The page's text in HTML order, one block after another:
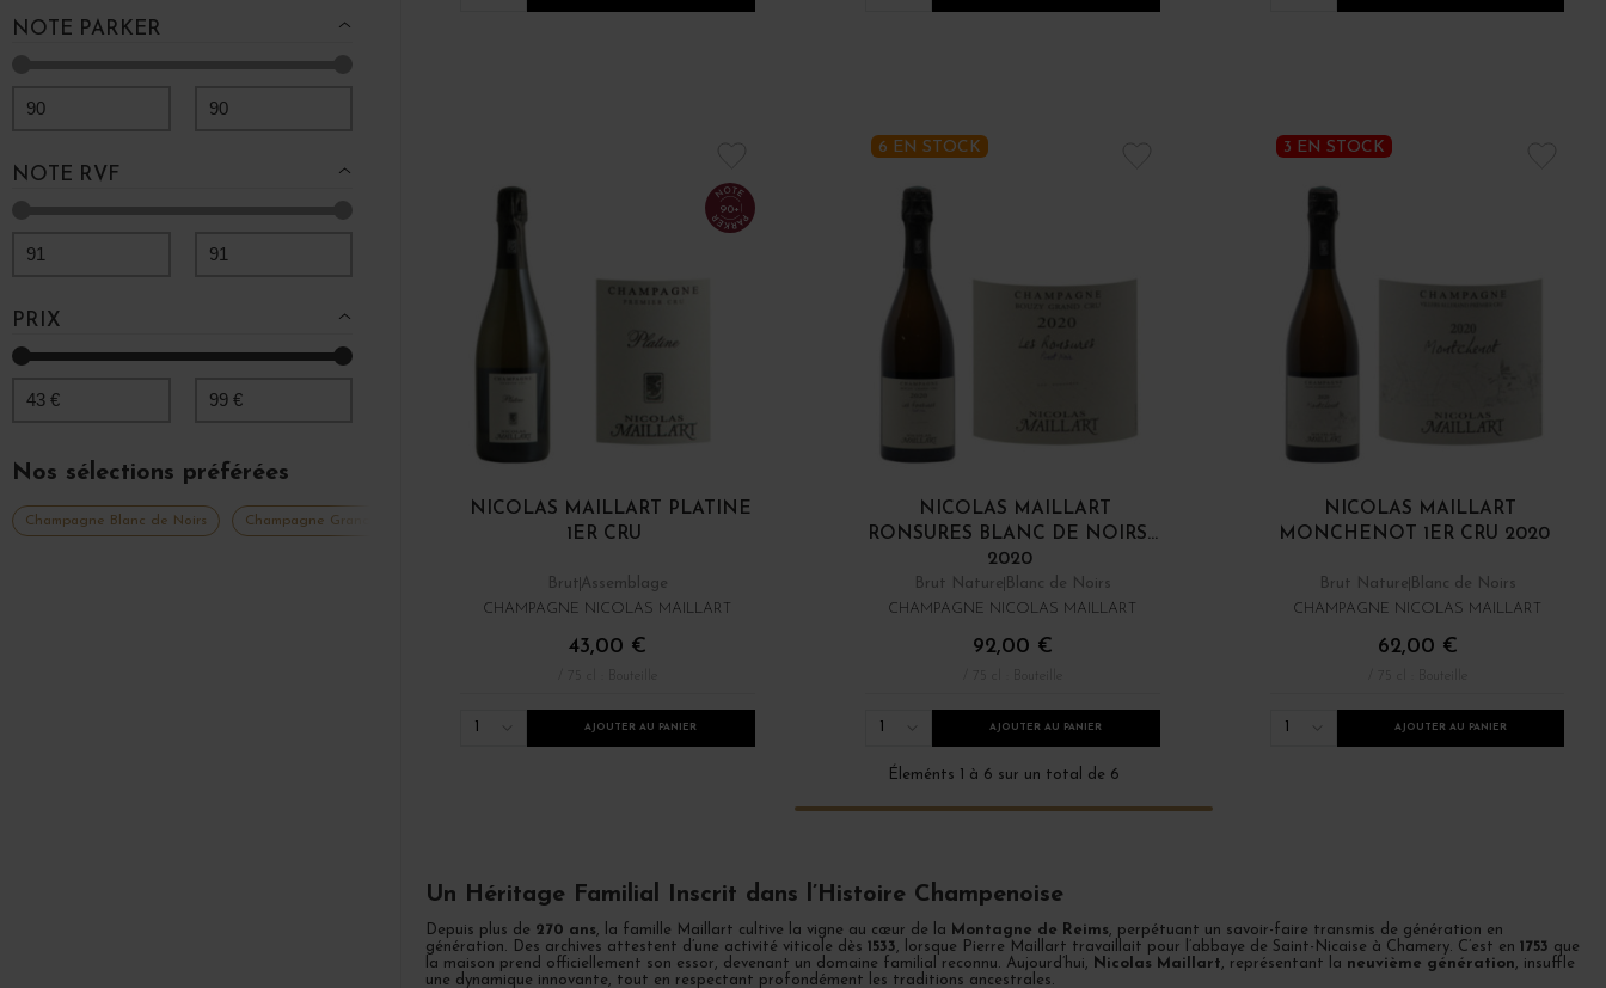
NOTE PARKER
90 90
NOTE RVF
91 91
PRIX
43 € 99€
Nos sélections préférées
Champagne Blanc de Noirs Champagne Grands Vignerons
90+
NICOLAS MAILLART PLATINE
1ER CRU
Brut Assemblage
CHAMPAGNE NICOLAS MAILLART
43,00 €
AJOUTER AU PANIER
6 EN STOCK
NICOLAS MAILLART
RONSURES BLANC DE NOIRS...
2020
Brut Nature Blanc de Noirs
CHAMPAGNE NICOLAS MAILLART
92,00 €
AJOUTER AU PANIER
3 EN STOCK
NICOLAS MAILLART
MONCHENOT 1ER CRU 2020
Brut Nature Blanc de Noirs
CHAMPAGNE NICOLAS MAILLART
62,00 €
AJOUTER AU PANIER
Éleménts 1 à 6 sur un total de 6
Un Héritage Familial Inscrit dans l’Histoire Champenoise
Depuis plus de 270 ans, la famille Maillart cultive la vigne au cœur de la Montagne de Reims, perpétuant un savoir-faire transmis de génération en
génération. Des archives attestent d’une activité viticole dès 1533, lorsque Pierre Maillart travaillait pour l’abbaye de Saint-Nicaise à Chamery. C’est en 1753 que
la maison prend officiellement son essor, devenant un domaine familial reconnu. Aujourd’hui,
Nicolas Maillart, représentant la neuvième génération, insuffle
une dynamique innovante, tout en respectant profondément les traditions ancestrales.